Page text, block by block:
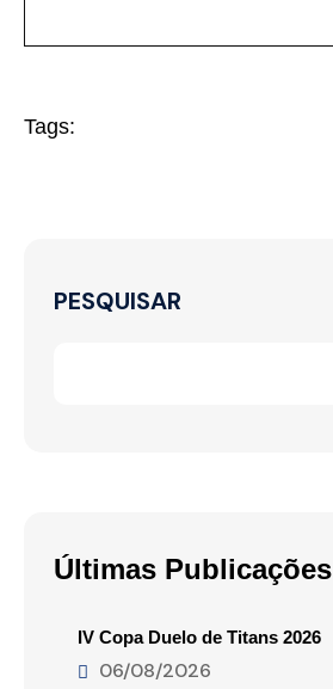
Tags:
PESQUISAR
Últimas Publicações
IV Copa Duelo de Titans 2026
06/08/2026